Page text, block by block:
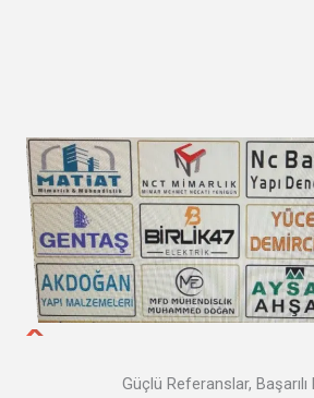
Güçlü Referanslar,